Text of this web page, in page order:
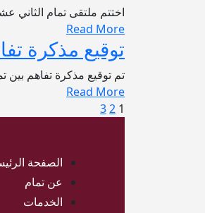
اختتم ملتقى تمام الثاني
Read More
توقيع مذكرة تفاهم
تم توقيع مذكرة تفاهم بين
Read More
1
2
3
الصفحة
عن تمام
الخدمات